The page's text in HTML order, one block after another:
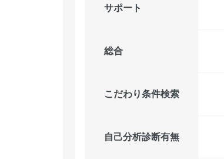
サポート
総合
こだわり条件検索
自己分析診断有無